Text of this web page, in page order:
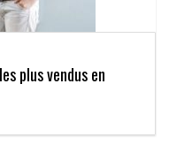
plus vendus en